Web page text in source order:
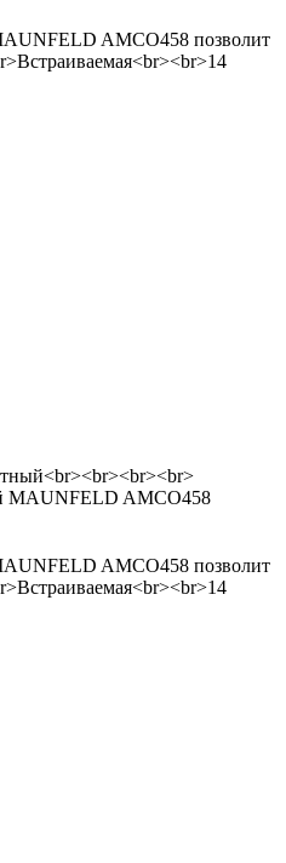
AMCO458 позволит
MAUNFELD AMCO458
AMCO458 позволит